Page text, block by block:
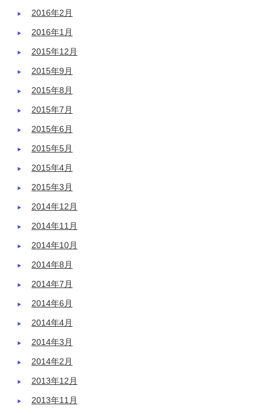
2016年2月
2016年1月
2015年12月
2015年9月
2015年8月
2015年7月
2015年6月
2015年5月
2015年4月
2015年3月
2014年12月
2014年11月
2014年10月
2014年8月
2014年7月
2014年6月
2014年4月
2014年3月
2014年2月
2013年12月
2013年11月